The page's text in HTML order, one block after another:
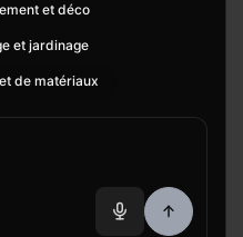
et déco
et jardinage
de matériaux